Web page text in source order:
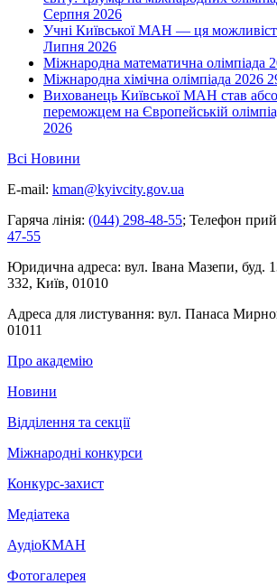
Серпня 2026
Учні Київської МАН — ця
Липня 2026
Міжнародна математична олімпіада
Міжнародна хімічна олімпіада 2026
Вихованець Київської МАН став
переможцем на Європейській
2026
Всі Новини
E-mail: kman@kyivcity.gov.ua
Гаряча лінія: (044) 298-48-55; Телефон
47-55
Юридична адреса: вул. Івана Мазепи, буд.
332, Київ, 01010
Адреса для листування: вул. Панаса
01011
Про академію
Новини
Відділення та секції
Міжнародні конкурси
Конкурс-захист
Медіатека
АудіоКМАН
Фотогалерея